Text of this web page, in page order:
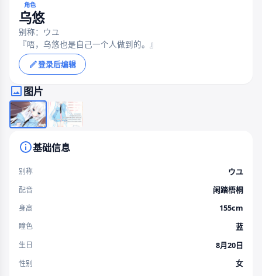
角色
乌悠
别称：ウユ
『唔，乌悠也是自己一个人做到的。』
登录后编辑
图片
基础信息
别称 ウユ
配音 闲踏梧桐
身高 155cm
瞳色 蓝
生日 8月20日
性别 女